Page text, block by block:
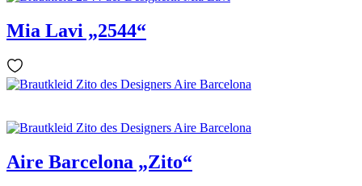
Mia Lavi „2544“
Aire Barcelona „Zito“